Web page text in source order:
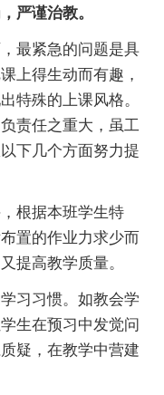
谨治教。
最紧急的问题是具
上得生动而有趣，
特殊的上课风格。
责任之重大，虽工
下几个方面努力提
根据本班学生特
置的作业力求少而
提高教学质量。
习习惯。如教会学
生在预习中发觉问
疑，在教学中营建